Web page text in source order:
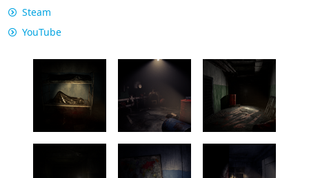
Steam
YouTube